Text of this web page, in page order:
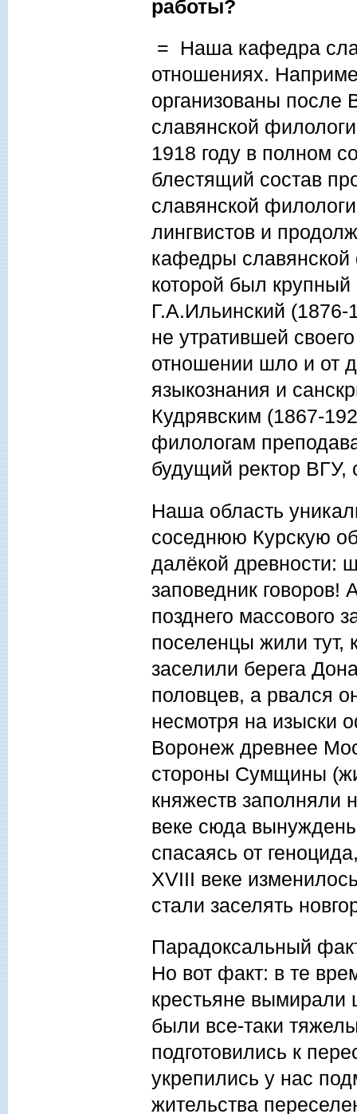
работы?
= Наша кафедра
отношениях.
организованы после
славянской
1918 году в полном
блестящий состав
славянской
лингвистов и
кафедры славянской
которой был
Г.А.Ильинский (1876-
не утратившей
отношении шло и от
языкознания и
Кудрявским (1867-
филологам
будущий ректор ВГУ,
Наша область
соседнюю Курскую
далёкой древности:
заповедник говоров!
позднего массового
поселенцы жили тут,
заселили берега
половцев, а рвался
несмотря на изыски
Воронеж древнее
стороны Сумщины
княжеств заполняли
веке сюда
спасаясь от
XVIII веке
стали заселять
Парадоксальный
Но вот факт: в те
крестьяне
были все-таки
подготовились к
укрепились у нас
жительства